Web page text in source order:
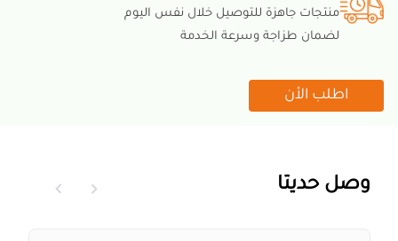
منتجات جاهزة للتوصيل خلال نفس اليوم
لضمان طزاجة وسرعة الخدمة
اطلب الأن
وصل حديثا